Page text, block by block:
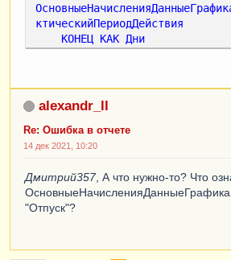
ктическийПериодДействия
КОНЕЦ КАК Дни
ка( ПериодДействия
ОсновныеНачисленияДанныеГрафика
ОБЪЕДИНИТЬ
ВЫБРАТЬ
ДополнительныеНачисления.
ДополнительныеНачисления
ИЗ
alexandr_ll
Re: Ошибка в отчете
14 дек 2021, 10:20
Дмитрий357, А что нужно-то? Что
"Отпуск"?